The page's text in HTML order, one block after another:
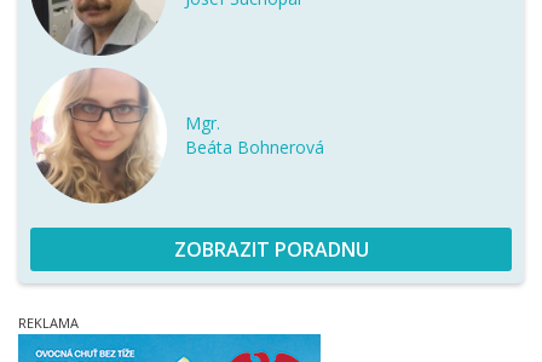
Mgr.
Beáta Bohnerová
ZOBRAZIT PORADNU